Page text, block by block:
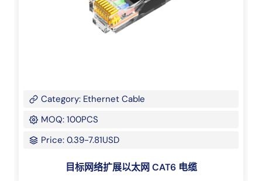
Category: Ethernet Cable
MOQ: 100PCS
Price: 0.39-7.81USD
目标网络扩展以太网 CAT6 电缆